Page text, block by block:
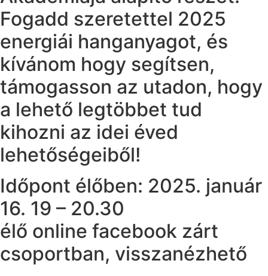
Fogadd szeretettel 2025
energiái hanganyagot, és
kívánom hogy segítsen,
támogasson az utadon, hogy
a lehető legtöbbet tud
kihozni az idei éved
lehetőségeiből!
Időpont élőben: 2025. január
16. 19 – 20.30
élő online facebook zárt
csoportban, visszanézhető